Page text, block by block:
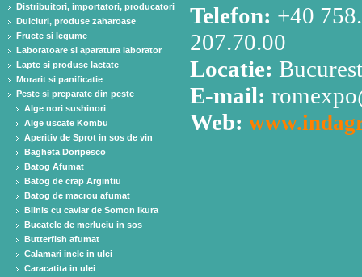
Distribuitori, importatori, producatori
Dulciuri, produse zaharoase
Fructe si legume
Laboratoare si aparatura laborator
Lapte si produse lactate
Morarit si panificatie
Peste si preparate din peste
Alge nori sushinori
Alge uscate Kombu
Aperitiv de Sprot in sos de vin
Bagheta Doripesco
Batog Afumat
Batog de crap Argintiu
Batog de macrou afumat
Blinis cu caviar de Somon Ikura
Bucatele de merluciu in sos
Butterfish afumat
Calamari inele in ulei
Caracatita in ulei
Telefon: +40
207.70.00
Locatie:
E-mail:
Web: